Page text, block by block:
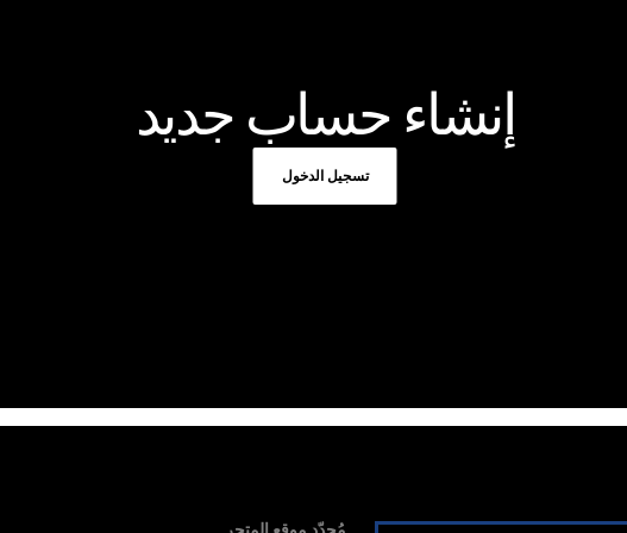
إنشاء حساب جديد
تسجيل الدخول